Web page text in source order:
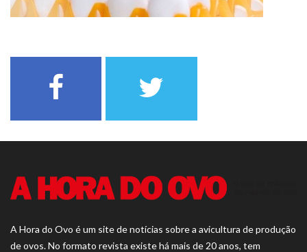
A Hora do Ovo é um site de notícias sobre a avicultura de produção
de ovos. No formato revista existe há mais de 20 anos, tem